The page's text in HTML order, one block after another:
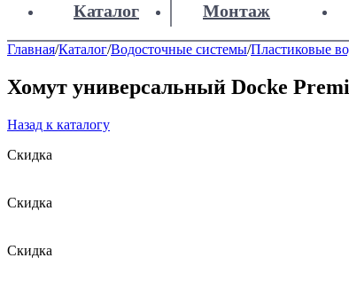
Каталог Монтаж
Главная/Каталог/Водосточные системы/Пластиковые
Хомут универсальный Docke
Назад к каталогу
Скидка
Скидка
Скидка